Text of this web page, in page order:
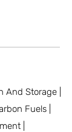
And Storage |
Fuels |
|